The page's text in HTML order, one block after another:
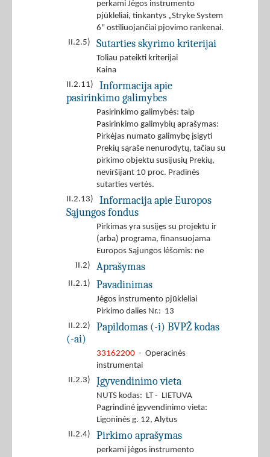
perkami Jėgos instrumento
pjūkleliai, tinkantys „Stryke System
6" ostiliuojančiai pjovimo rankenai.
II.2.5)
Sutarties skyrimo kriterijai
Toliau pateikti kriterijai
Kaina
II.2.11)
Informacija apie
pasirinkimo galimybes
Pasirinkimo galimybės: taip
Pasirinkimo galimybių aprašymas:
Pirkėjas numato galimybę įsigyti
Prekių sąraše nenurodytų, tačiau su
pirkimo objektu susijusių Prekių,
neviršijant 10 proc. Pradinės
sutarties vertės.
II.2.13)
Informacija apie Europos
Sąjungos fondus
Pirkimas yra susijęs su projektu ir
(arba) programa, finansuojama
Europos Sąjungos lėšomis: ne
II.2)
Aprašymas
II.2.1) Pavadinimas
Jėgos instrumento pjūkleliai
Pirkimo dalies Nr.: 13
II.2.2)
Papildomas (-i) BVPŽ kodas
(-ai)
33162200 - Operacinės
instrumentai
II.2.3)
Įgyvendinimo vieta
NUTS kodas: LT - LIETUVA
Pagrindinė įgyvendinimo vieta:
Ligoninės g. 12, Alytus
II.2.4)
Pirkimo aprašymas
perkami jėgos instrumento